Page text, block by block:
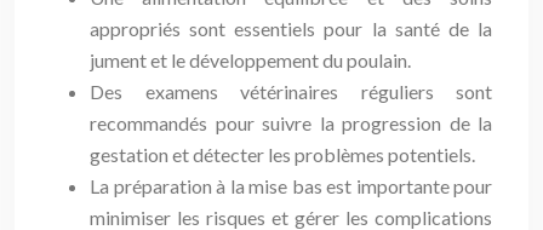
appropriés sont essentiels pour la santé de la
jument et le développement du poulain.
Des examens vétérinaires réguliers sont
recommandés pour suivre la progression de la
gestation et détecter les problèmes potentiels.
La préparation à la mise bas est importante pour
minimiser les risques et gérer les complications